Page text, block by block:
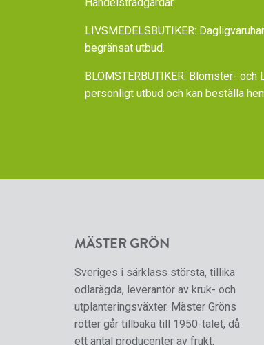
LIVSMEDELSBUTIKER:
begränsat utbud.
BLOMSTERBUTIKER: Blomster-
personligt utbud och kan beställa
MÄSTER GRÖN
Sveriges i särklass största, tillika
odlarägda, leverantör av kruk- och
utplanteringsväxter. Mäster Gröns
rötter går tillbaka till 1950-talet, då
ett antal producenter av frukt,